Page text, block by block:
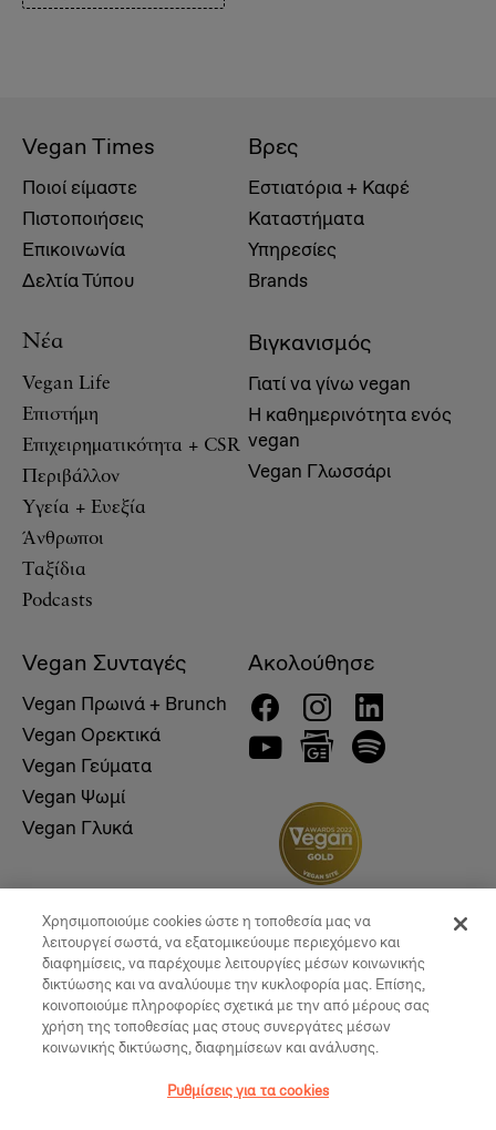
Vegan Times
Ποιοί είμαστε
Πιστοποιήσεις
Επικοινωνία
Δελτία Τύπου
Βρες
Εστιατόρια + Καφέ
Καταστήματα
Υπηρεσίες
Brands
Νέα
Vegan Life
Επιστήμη
Επιχειρηματικότητα + CSR
Περιβάλλον
Υγεία + Ευεξία
Άνθρωποι
Ταξίδια
Podcasts
Βιγκανισμός
Γιατί να γίνω vegan
Η καθημερινότητα ενός
vegan
Vegan Γλωσσάρι
Vegan Συνταγές
Vegan Πρωινά + Brunch
Vegan Ορεκτικά
Vegan Γεύματα
Vegan Ψωμί
Vegan Γλυκά
Ακολούθησε
© 2026, Vegan Times. All Rights Reserved
Χρησιμοποιούμε cookies ώστε η τοποθεσία μας να
λειτουργεί σωστά, να εξατομικεύουμε περιεχόμενο και
διαφημίσεις, να παρέχουμε λειτουργίες μέσων κοινωνικής
δικτύωσης και να αναλύουμε την κυκλοφορία μας. Επίσης,
κοινοποιούμε πληροφορίες σχετικά με την από μέρους σας
χρήση της τοποθεσίας μας στους συνεργάτες μέσων
κοινωνικής δικτύωσης, διαφημίσεων και ανάλυσης.
Ρυθμίσεις για τα cookies